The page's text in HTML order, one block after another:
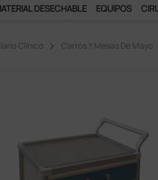
DESECHABLE EQUIPOS
Clínico Carros Y Mesas De Mayo